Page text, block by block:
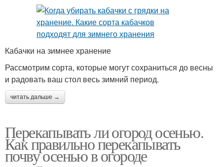
Кабачки на зимнее хранение
Рассмотрим сорта, которые могут сохраниться до весны
и радовать ваш стол весь зимний период.
читать дальше →
Перекапывать ли огород осенью.
Как правильно перекапывать
почву осенью в огороде